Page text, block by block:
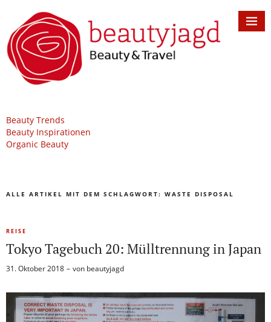
Beauty Trends
Beauty Inspirationen
Organic Beauty
ALLE ARTIKEL MIT DEM SCHLAGWORT: WASTE DISPOSAL
REISE
Tokyo Tagebuch 20: Mülltrennung in Japan
31. Oktober 2018 von beautyjagd